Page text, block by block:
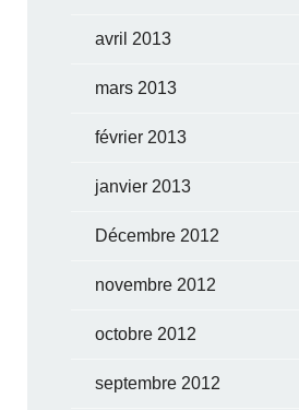
avril 2013
mars 2013
février 2013
janvier 2013
Décembre 2012
novembre 2012
octobre 2012
septembre 2012